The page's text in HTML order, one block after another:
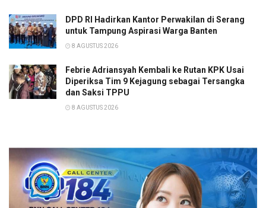
DPD RI Hadirkan Kantor Perwakilan di Serang
untuk Tampung Aspirasi Warga Banten
8 AGUSTUS 2026
Febrie Adriansyah Kembali ke Rutan KPK Usai
Diperiksa Tim 9 Kejagung sebagai Tersangka
dan Saksi TPPU
8 AGUSTUS 2026